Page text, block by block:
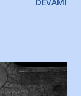
web
Yüzme
kız çocuğu
DEVAMI